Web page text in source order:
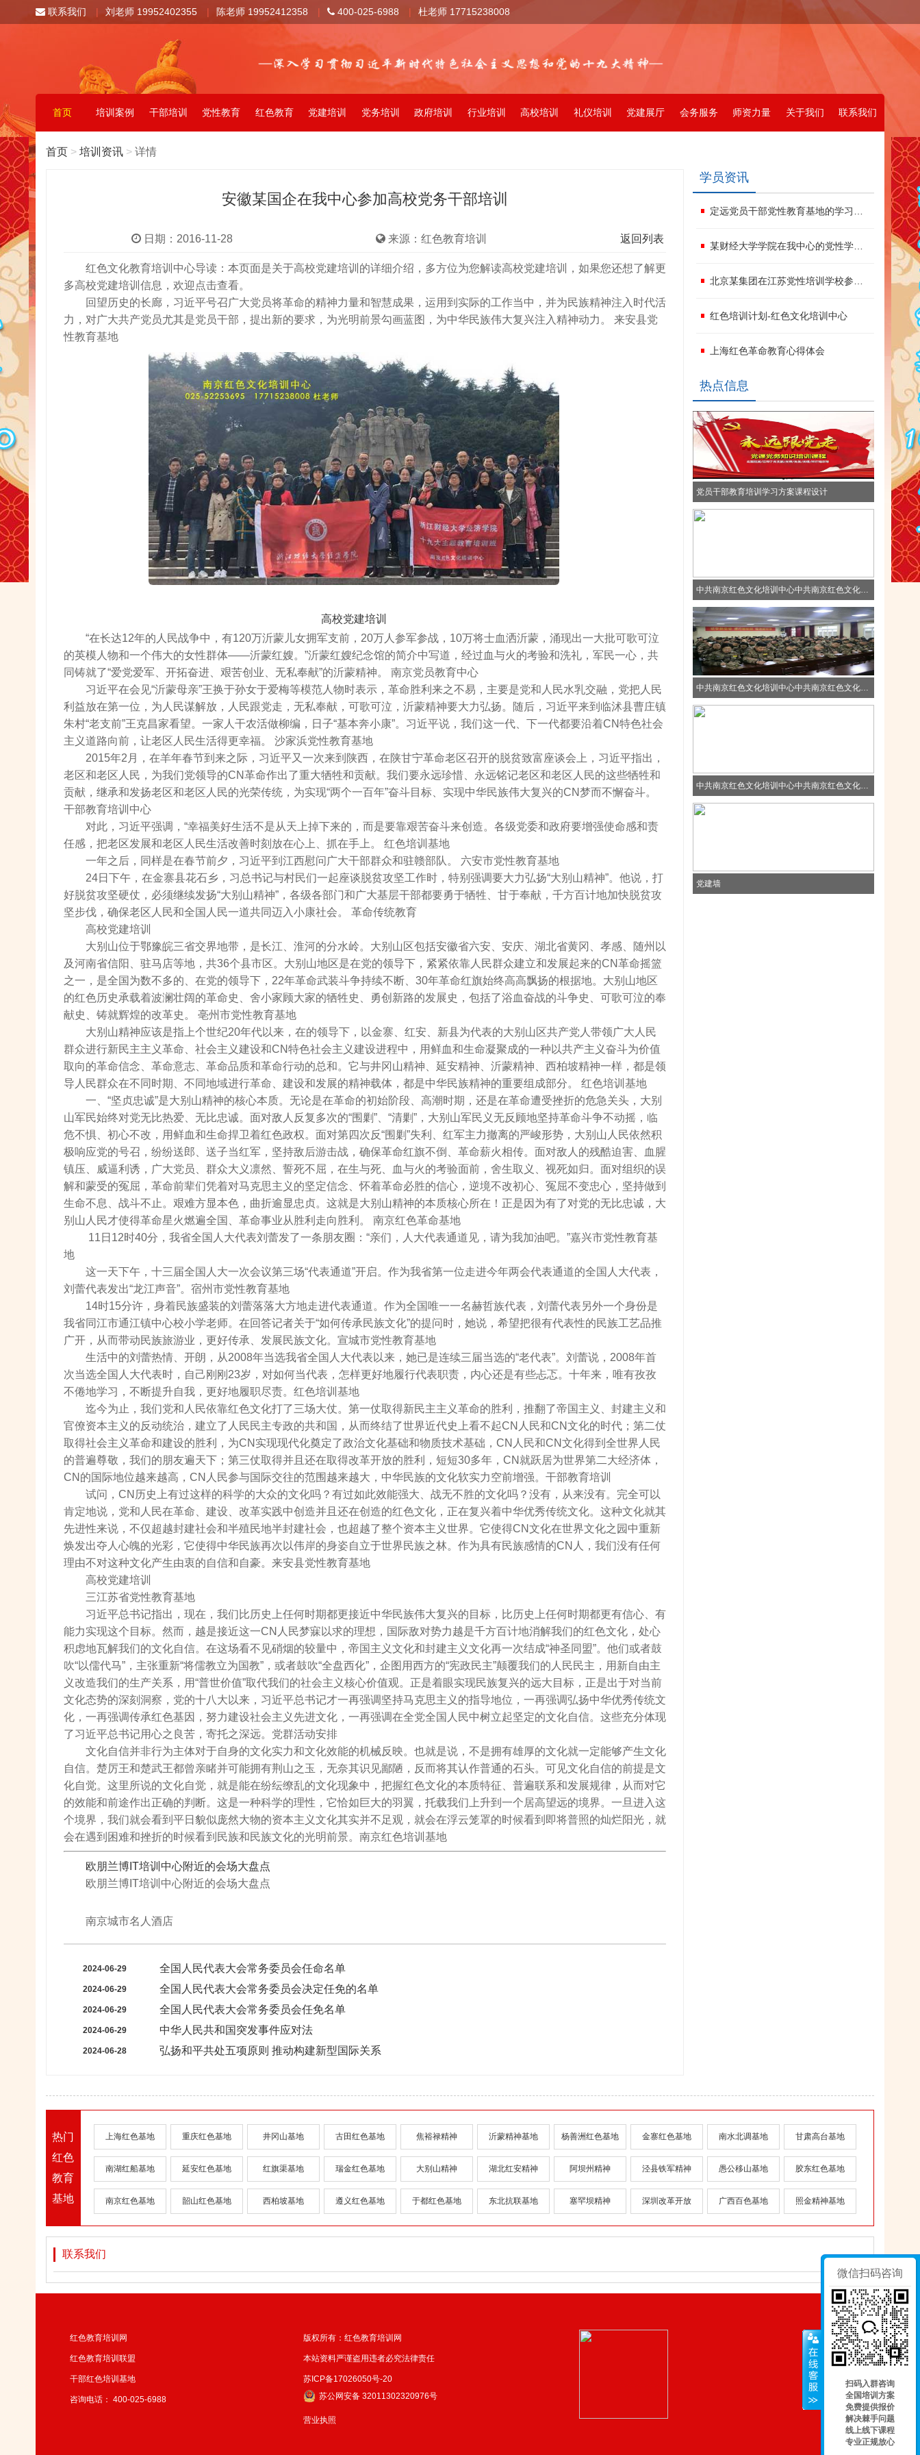
联系我们 | 刘老师 19952402355 | 陈老师 19952412358 | 400-025-6988 | 杜老师 17715238008
首页 培训案例 干部培训 党性教育 红色教育 党建培训 党务培训 政府培训 行业培训 高校培训 礼仪培训 党建展厅 会务服务 师资力量 关于我们 联系我们
首页 > 培训资讯 > 详情
安徽某国企在我中心参加高校党务干部培训
日期：2016-11-28 来源：红色教育培训 返回列表
红色文化教育培训中心导读：本页面是关于高校党建培训的详细介绍，多方位为您解读高校党建培训，如果您还想了解更
多高校党建培训信息，欢迎点击查看。
回望历史的长廊，习近平号召广大党员将革命的精神力量和智慧成果，运用到实际的工作当中，并为民族精神注入时代活
力，对广大共产党员尤其是党员干部，提出新的要求，为光明前景勾画蓝图，为中华民族伟大复兴注入精神动力。 来安县党
性教育基地
高校党建培训
“在长达12年的人民战争中，有120万沂蒙儿女拥军支前，20万人参军参战，10万将士血洒沂蒙，涌现出一大批可歌可泣
的英模人物和一个伟大的女性群体——沂蒙红嫂。”沂蒙红嫂纪念馆的简介中写道，经过血与火的考验和洗礼，军民一心，共
同铸就了“爱党爱军、开拓奋进、艰苦创业、无私奉献”的沂蒙精神。 南京党员教育中心
习近平在会见“沂蒙母亲”王换于孙女于爱梅等模范人物时表示，革命胜利来之不易，主要是党和人民水乳交融，党把人民
利益放在第一位，为人民谋解放，人民跟党走，无私奉献，可歌可泣，沂蒙精神要大力弘扬。随后，习近平来到临沭县曹庄镇
朱村“老支前”王克昌家看望。一家人干农活做柳编，日子“基本奔小康”。习近平说，我们这一代、下一代都要沿着CN特色社会
主义道路向前，让老区人民生活得更幸福。 沙家浜党性教育基地
2015年2月，在羊年春节到来之际，习近平又一次来到陕西，在陕甘宁革命老区召开的脱贫致富座谈会上，习近平指出，
老区和老区人民，为我们党领导的CN革命作出了重大牺牲和贡献。我们要永远珍惜、永远铭记老区和老区人民的这些牺牲和
贡献，继承和发扬老区和老区人民的光荣传统，为实现“两个一百年”奋斗目标、实现中华民族伟大复兴的CN梦而不懈奋斗。
干部教育培训中心
对此，习近平强调，“幸福美好生活不是从天上掉下来的，而是要靠艰苦奋斗来创造。各级党委和政府要增强使命感和责
任感，把老区发展和老区人民生活改善时刻放在心上、抓在手上。 红色培训基地
一年之后，同样是在春节前夕，习近平到江西慰问广大干部群众和驻赣部队。 六安市党性教育基地
24日下午，在金寨县花石乡，习总书记与村民们一起座谈脱贫攻坚工作时，特别强调要大力弘扬“大别山精神”。他说，打
好脱贫攻坚硬仗，必须继续发扬“大别山精神”，各级各部门和广大基层干部都要勇于牺牲、甘于奉献，千方百计地加快脱贫攻
坚步伐，确保老区人民和全国人民一道共同迈入小康社会。 革命传统教育
高校党建培训
大别山位于鄂豫皖三省交界地带，是长江、淮河的分水岭。大别山区包括安徽省六安、安庆、湖北省黄冈、孝感、随州以
及河南省信阳、驻马店等地，共36个县市区。大别山地区是在党的领导下，紧紧依靠人民群众建立和发展起来的CN革命摇篮
之一，是全国为数不多的、在党的领导下，22年革命武装斗争持续不断、30年革命红旗始终高高飘扬的根据地。大别山地区
的红色历史承载着波澜壮阔的革命史、舍小家顾大家的牺牲史、勇创新路的发展史，包括了浴血奋战的斗争史、可歌可泣的奉
献史、铸就辉煌的改革史。 亳州市党性教育基地
大别山精神应该是指上个世纪20年代以来，在的领导下，以金寨、红安、新县为代表的大别山区共产党人带领广大人民
群众进行新民主主义革命、社会主义建设和CN特色社会主义建设进程中，用鲜血和生命凝聚成的一种以共产主义奋斗为价值
取向的革命信念、革命意志、革命品质和革命行动的总和。它与井冈山精神、延安精神、沂蒙精神、西柏坡精神一样，都是领
导人民群众在不同时期、不同地域进行革命、建设和发展的精神载体，都是中华民族精神的重要组成部分。 红色培训基地
一、“坚贞忠诚”是大别山精神的核心本质。无论是在革命的初始阶段、高潮时期，还是在革命遭受挫折的危急关头，大别
山军民始终对党无比热爱、无比忠诚。面对敌人反复多次的“围剿”、“清剿”，大别山军民义无反顾地坚持革命斗争不动摇，临
危不惧、初心不改，用鲜血和生命捍卫着红色政权。面对第四次反“围剿”失利、红军主力撤离的严峻形势，大别山人民依然积
极响应党的号召，纷纷送郎、送子当红军，坚持敌后游击战，确保革命红旗不倒、革命薪火相传。面对敌人的残酷迫害、血腥
镇压、威逼利诱，广大党员、群众大义凛然、誓死不屈，在生与死、血与火的考验面前，舍生取义、视死如归。面对组织的误
解和蒙受的冤屈，革命前辈们凭着对马克思主义的坚定信念、怀着革命必胜的信心，逆境不改初心、冤屈不变忠心，坚持做到
生命不息、战斗不止。艰难方显本色，曲折逾显忠贞。这就是大别山精神的本质核心所在！正是因为有了对党的无比忠诚，大
别山人民才使得革命星火燃遍全国、革命事业从胜利走向胜利。 南京红色革命基地
11日12时40分，我省全国人大代表刘蕾发了一条朋友圈：“亲们，人大代表通道见，请为我加油吧。”嘉兴市党性教育基
地
这一天下午，十三届全国人大一次会议第三场“代表通道”开启。作为我省第一位走进今年两会代表通道的全国人大代表，
刘蕾代表发出“龙江声音”。宿州市党性教育基地
14时15分许，身着民族盛装的刘蕾落落大方地走进代表通道。作为全国唯一一名赫哲族代表，刘蕾代表另外一个身份是
我省同江市通江镇中心校小学老师。在回答记者关于“如何传承民族文化”的提问时，她说，希望把很有代表性的民族工艺品推
广开，从而带动民族旅游业，更好传承、发展民族文化。宣城市党性教育基地
生活中的刘蕾热情、开朗，从2008年当选我省全国人大代表以来，她已是连续三届当选的“老代表”。刘蕾说，2008年首
次当选全国人大代表时，自己刚刚23岁，对如何当代表，怎样更好地履行代表职责，内心还是有些忐忑。十年来，唯有孜孜
不倦地学习，不断提升自我，更好地履职尽责。红色培训基地
迄今为止，我们党和人民依靠红色文化打了三场大仗。第一仗取得新民主主义革命的胜利，推翻了帝国主义、封建主义和
官僚资本主义的反动统治，建立了人民民主专政的共和国，从而终结了世界近代史上看不起CN人民和CN文化的时代；第二仗
取得社会主义革命和建设的胜利，为CN实现现代化奠定了政治文化基础和物质技术基础，CN人民和CN文化得到全世界人民
的普遍尊敬，我们的朋友遍天下；第三仗取得并且还在取得改革开放的胜利，短短30多年，CN就跃居为世界第二大经济体，
CN的国际地位越来越高，CN人民参与国际交往的范围越来越大，中华民族的文化软实力空前增强。干部教育培训
试问，CN历史上有过这样的科学的大众的文化吗？有过如此效能强大、战无不胜的文化吗？没有，从来没有。完全可以
肯定地说，党和人民在革命、建设、改革实践中创造并且还在创造的红色文化，正在复兴着中华优秀传统文化。这种文化就其
先进性来说，不仅超越封建社会和半殖民地半封建社会，也超越了整个资本主义世界。它使得CN文化在世界文化之园中重新
焕发出夺人心魄的光彩，它使得中华民族再次以伟岸的身姿自立于世界民族之林。作为具有民族感情的CN人，我们没有任何
理由不对这种文化产生由衷的自信和自豪。来安县党性教育基地
高校党建培训
三江苏省党性教育基地
习近平总书记指出，现在，我们比历史上任何时期都更接近中华民族伟大复兴的目标，比历史上任何时期都更有信心、有
能力实现这个目标。然而，越是接近这一CN人民梦寐以求的理想，国际敌对势力越是千方百计地消解我们的红色文化，处心
积虑地瓦解我们的文化自信。在这场看不见硝烟的较量中，帝国主义文化和封建主义文化再一次结成“神圣同盟”。他们或者鼓
吹“以儒代马”，主张重新“将儒教立为国教”，或者鼓吹“全盘西化”，企图用西方的“宪政民主”颠覆我们的人民民主，用新自由主
义改造我们的生产关系，用“普世价值”取代我们的社会主义核心价值观。正是着眼实现民族复兴的远大目标，正是出于对当前
文化态势的深刻洞察，党的十八大以来，习近平总书记才一再强调坚持马克思主义的指导地位，一再强调弘扬中华优秀传统文
化，一再强调传承红色基因，努力建设社会主义先进文化，一再强调在全党全国人民中树立起坚定的文化自信。这些充分体现
了习近平总书记用心之良苦，寄托之深远。党群活动安排
文化自信并非行为主体对于自身的文化实力和文化效能的机械反映。也就是说，不是拥有雄厚的文化就一定能够产生文化
自信。楚厉王和楚武王都曾亲睹并可能拥有荆山之玉，无奈其识见鄙陋，反而将其认作普通的石头。可见文化自信的前提是文
化自觉。这里所说的文化自觉，就是能在纷纭缭乱的文化现象中，把握红色文化的本质特征、普遍联系和发展规律，从而对它
的效能和前途作出正确的判断。这是一种科学的理性，它恰如巨大的羽翼，托载我们上升到一个居高望远的境界。一旦进入这
个境界，我们就会看到平日貌似庞然大物的资本主义文化其实并不足观，就会在浮云笼罩的时候看到即将普照的灿烂阳光，就
会在遇到困难和挫折的时候看到民族和民族文化的光明前景。南京红色培训基地
欧朋兰博IT培训中心附近的会场大盘点
欧朋兰博IT培训中心附近的会场大盘点
南京城市名人酒店
2024-06-29 全国人民代表大会常务委员会任命名单
2024-06-29 全国人民代表大会常务委员会决定任免的名单
2024-06-29 全国人民代表大会常务委员会任免名单
2024-06-29 中华人民共和国突发事件应对法
2024-06-28 弘扬和平共处五项原则 推动构建新型国际关系
学员资讯
定远党员干部党性教育基地的学习心得
某财经大学学院在我中心的党性学习方案
北京某集团在江苏党性培训学校参加红色文化活动
红色培训计划-红色文化培训中心
上海红色革命教育心得体会
热点信息
党员干部教育培训学习方案课程设计
中共南京红色文化培训中心中共南京红色文化培训中心中共南京红色文化培训中心
中共南京红色文化培训中心中共南京红色文化培训中心中共南京红色文化培训中心
中共南京红色文化培训中心中共南京红色文化培训中心中共南京红色文化培训中心
党建墙
热门
红色
教育
基地
上海红色基地 重庆红色基地 井冈山基地 古田红色基地 焦裕禄精神 沂蒙精神基地 杨善洲红色基地 金寨红色基地 南水北调基地 甘肃高台基地
南湖红船基地 延安红色基地 红旗渠基地 瑞金红色基地 大别山精神 湖北红安精神 阿坝州精神 泾县铁军精神 愚公移山基地 胶东红色基地
南京红色基地 韶山红色基地 西柏坡基地 遵义红色基地 于都红色基地 东北抗联基地 塞罕坝精神 深圳改革开放 广西百色基地 照金精神基地
联系我们
微信扫码咨询
扫码入群咨询
全国培训方案
免费提供报价
解决棘手问题
线上线下课程
专业正规放心
红色教育培训网
红色教育培训联盟
干部红色培训基地
咨询电话： 400-025-6988
版权所有：红色教育培训网
本站资料严谨盗用违者必究法律责任
苏ICP备17026050号-20
苏公网安备 32011302320976号
营业执照